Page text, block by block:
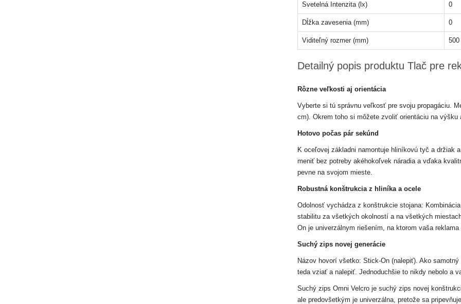
Svetelná Intenzita (lx) 0
Dĺžka zavesenia (mm) 0
Viditeľný rozmer (mm)
Detailný popis produktu Tlač pre
Rôzne veľkosti aj orientácia
Vyberte si tú správnu veľkosť pre svoju propagáciu.
cm). Okrem toho si môžete zvoliť orientáciu na
Hotovo počas pár sekúnd
K oceľovej základni namontuje hliníkovú tyč a držiak
meniť bez potreby akéhokoľvek náradia a vďaka
pevne na svojom mieste.
Robustná konštrukcia z hliníka a ocele
Odolnosť vychádza z konštrukcie stojana:
stabilitu za všetkých okolností a na všetkých
On je univerzálnym riešením, na ktorom vaša
Suchý zips novej generácie
Názov hovorí všetko: Stick-On (nalepiť). Ako
teda vziať a nalepiť. Jednoduchšie to nikdy nebolo a
Suchý zips Omni Velcro je suchý zips novej
ale predovšetkým je univerzálna, pretože sa